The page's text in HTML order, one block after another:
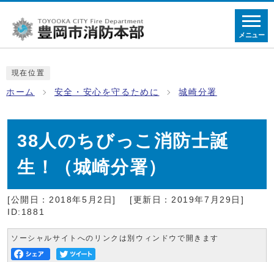
メニュー
現在位置
ホーム 安全・安心を守るために 城崎分署
38人のちびっこ消防士誕
生！（城崎分署）
[公開日：2018年5月2日]
[更新日：2019年7月29日]
ID:1881
ソーシャルサイトへのリンクは別ウィンドウで開きます